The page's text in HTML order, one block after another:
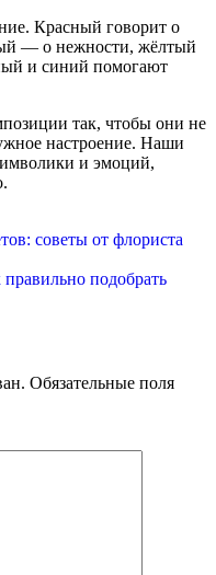
Красный говорит о
— о нежности, жёлтый
и синий помогают
так, чтобы они не
настроение. Наши
и эмоций,
советы от флориста
подобрать
Обязательные поля